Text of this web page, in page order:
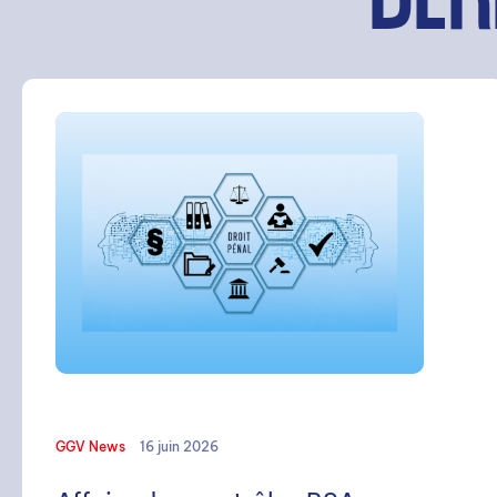
GGV News 16 juin 2026